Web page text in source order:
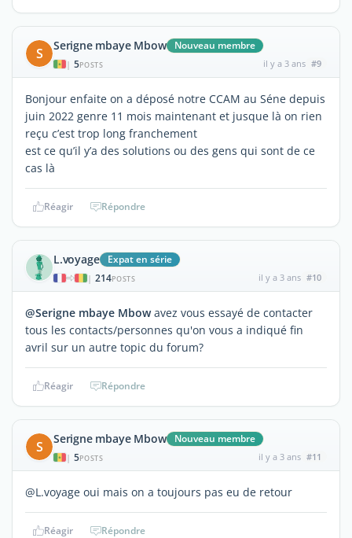
S Serigne mbaye Mbow Nouveau membre
| 5POSTS il y a 3 ans #9
Bonjour enfaite on a déposé notre CCAM au Séne depuis
juin 2022 genre 11 mois maintenant et jusque là on rien
reçu c’est trop long franchement
est ce qu’il y’a des solutions ou des gens qui sont de ce
cas là
Réagir Répondre
L.voyage Expat en série
| 214POSTS il y a 3 ans #10
@Serigne mbaye Mbowavez vous essayé de contacter
tous les contacts/personnes qu'on vous a indiqué fin
avril sur un autre topic du forum?
Réagir Répondre
S Serigne mbaye Mbow Nouveau membre
| 5POSTS il y a 3 ans #11
@L.voyage oui mais on a toujours pas eu de retour
Réagir Répondre